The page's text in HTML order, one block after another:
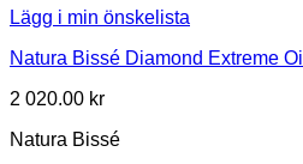
Lägg i min önskelista
Natura Bissé Diamond Extreme Oil
2 020.00 kr
Natura Bissé